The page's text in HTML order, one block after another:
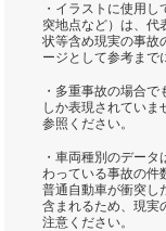
・イラストに使用
突地点など）は、代
状等含め現実の事故
ージとして参考まで
・多重事故の場合
しか表現されていま
参照ください。
・車両種別のデー
わっている事故の件
普通自動車が衝突し
含まれるため、現実
注意ください。